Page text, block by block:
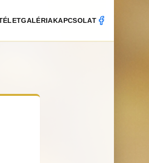
GALÉRIAKAPCSOLAT